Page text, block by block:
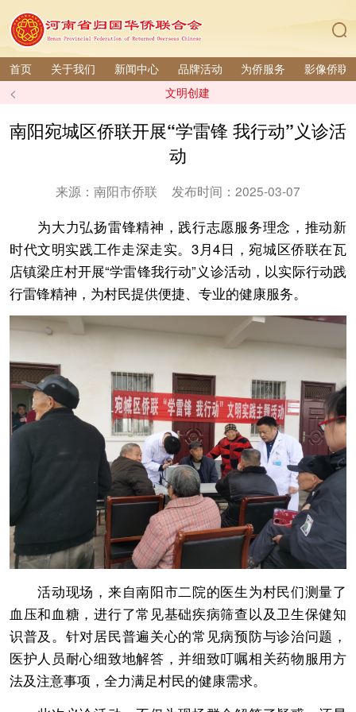
首页 关于我们 新闻中心 品牌活动 为侨服务 影像侨联
< 文明创建
南阳宛城区侨联开展“学雷锋 我行动”义诊活
动
来源：南阳市侨联 发布时间：2025-03-07
为大力弘扬雷锋精神，践行志愿服务理念，推动新
时代文明实践工作走深走实。3月4日，宛城区侨联在瓦
店镇梁庄村开展“学雷锋我行动”义诊活动，以实际行动践
行雷锋精神，为村民提供便捷、专业的健康服务。
活动现场，来自南阳市二院的医生为村民们测量了
血压和血糖，进行了常见基础疾病筛查以及卫生保健知
识普及。针对居民普遍关心的常见病预防与诊治问题，
医护人员耐心细致地解答，并细致叮嘱相关药物服用方
法及注意事项，全力满足村民的健康需求。